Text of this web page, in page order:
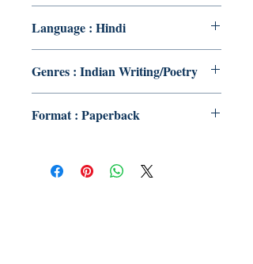
Language : Hindi
Genres : Indian Writing/Poetry
Format : Paperback